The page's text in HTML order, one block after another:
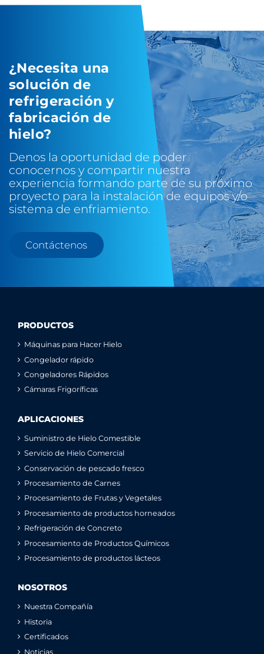
¿Necesita una
solución de
refrigeración y
fabricación de
hielo?
Denos la oportunidad de poder
conocernos y compartir nuestra
experiencia formando parte de su próximo
proyecto para la instalación de equipos y/o
sistema de enfriamiento.
Contáctenos
PRODUCTOS
Máquinas para Hacer Hielo
Congelador rápido
Congeladores Rápidos
Cámaras Frigoríficas
APLICACIONES
Suministro de Hielo Comestible
Servicio de Hielo Comercial
Conservación de pescado fresco
Procesamiento de Carnes
Procesamiento de Frutas y Vegetales
Procesamiento de productos horneados
Refrigeración de Concreto
Procesamiento de Productos Químicos
Procesamiento de productos lácteos
NOSOTROS
Nuestra Compañía
Historia
Certificados
Noticias